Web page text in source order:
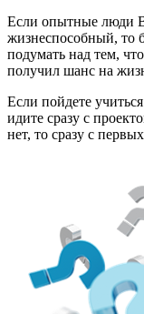
Если опытные люди
жизнеспособный, то
подумать над тем,
получил шанс на
Если пойдете
идите сразу с
нет, то сразу с